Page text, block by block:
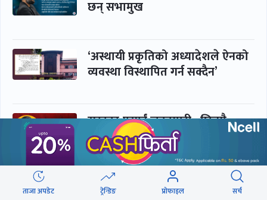
छन् सभामुख
‘अस्थायी प्रकृतिको अध्यादेशले ऐनको
व्यवस्था विस्थापित गर्न सक्दैन’
सरकार-प्रसाईं लुकामारी : छिनमै
पक्राउ, तुरुन्तै रिहा
‘कामचलाउ’ नेतृत्वले थलियो स्वास्थ्य
ताजा अपडेट ट्रेन्डिङ प्रोफाइल सर्च